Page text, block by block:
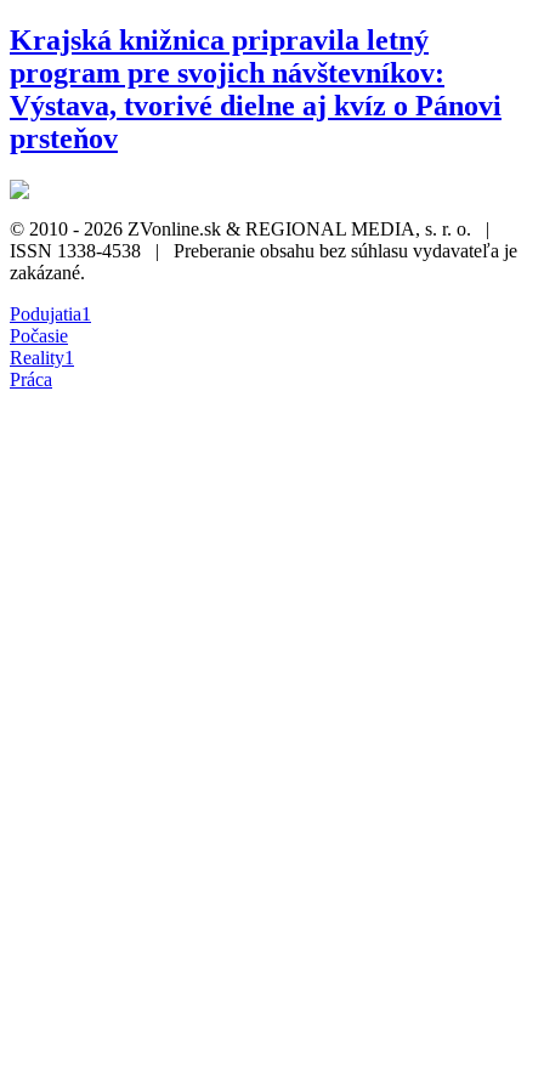
Krajská knižnica pripravila letný
program pre svojich návštevníkov:
Výstava, tvorivé dielne aj kvíz o Pánovi
prsteňov
© 2010 - 2026 ZVonline.sk & REGIONAL MEDIA, s. r. o. |
ISSN 1338-4538 | Preberanie obsahu bez súhlasu vydavateľa je
zakázané.
Podujatia1
Počasie
Reality1
Práca